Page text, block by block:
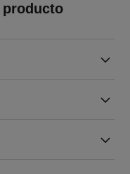
producto